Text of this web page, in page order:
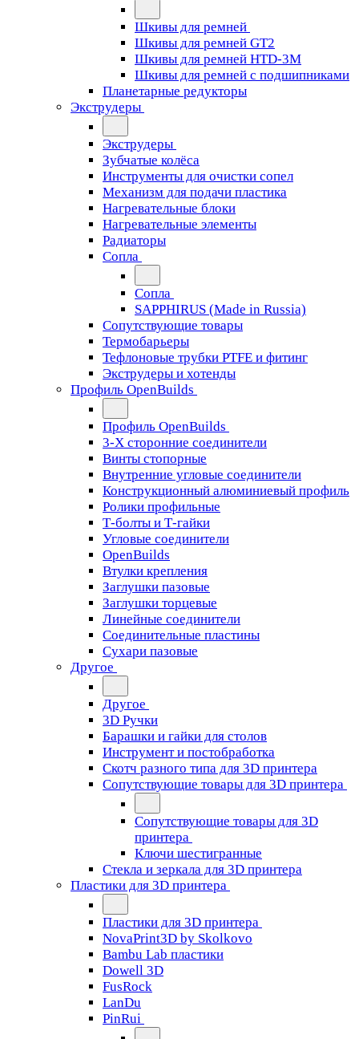
Шкивы для ремней
Шкивы для ремней GT2
Шкивы для ремней HTD-3M
Шкивы для ремней с подшипниками
Планетарные редукторы
Экструдеры
Экструдеры
Зубчатые колёса
Инструменты для очистки сопел
Механизм для подачи пластика
Нагревательные блоки
Нагревательные элементы
Радиаторы
Сопла
Сопла
SAPPHIRUS (Made in Russia)
Сопутствующие товары
Термобарьеры
Тефлоновые трубки PTFE и фитинг
Экструдеры и хотенды
Профиль OpenBuilds
Профиль OpenBuilds
3-Х сторонние соединители
Винты стопорные
Внутренние угловые соединители
Конструкционный алюминиевый профиль
Ролики профильные
Т-болты и Т-гайки
Угловые соединители
OpenBuilds
Втулки крепления
Заглушки пазовые
Заглушки торцевые
Линейные соединители
Соединительные пластины
Сухари пазовые
Другое
Другое
3D Ручки
Барашки и гайки для столов
Инструмент и постобработка
Скотч разного типа для 3D принтера
Сопутствующие товары для 3D принтера
Сопутствующие товары для 3D
принтера
Ключи шестигранные
Стекла и зеркала для 3D принтера
Пластики для 3D принтера
Пластики для 3D принтера
NovaPrint3D by Skolkovo
Bambu Lab пластики
Dowell 3D
FusRock
LanDu
PinRui